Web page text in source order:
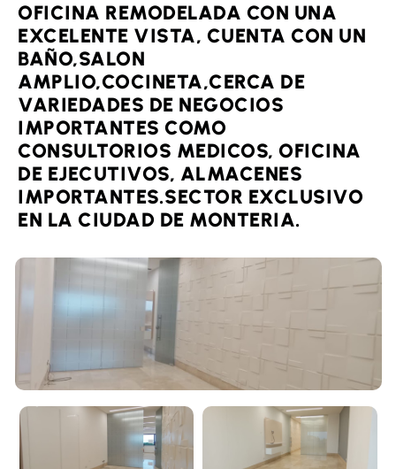
OFICINA REMODELADA CON UNA
EXCELENTE VISTA, CUENTA CON UN
BAÑO,SALON
AMPLIO,COCINETA,CERCA DE
VARIEDADES DE NEGOCIOS
IMPORTANTES COMO
CONSULTORIOS MEDICOS, OFICINA
DE EJECUTIVOS, ALMACENES
IMPORTANTES.SECTOR EXCLUSIVO
EN LA CIUDAD DE MONTERIA.